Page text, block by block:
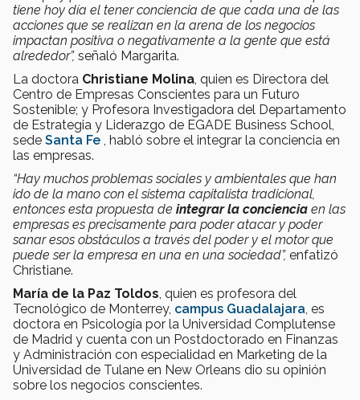
tiene hoy día el tener conciencia de que cada una de las
acciones que se realizan en la arena de los negocios
impactan positiva o negativamente a la gente que está
alrededor”, señaló Margarita.
La doctora Christiane Molina, quien es Directora del
Centro de Empresas Conscientes para un Futuro
Sostenible; y Profesora Investigadora del Departamento
de Estrategia y Liderazgo de EGADE Business School,
sede Santa Fe , habló sobre el integrar la conciencia en
las empresas.
“Hay muchos problemas sociales y ambientales que han
ido de la mano con el sistema capitalista tradicional,
entonces esta propuesta de integrar la conciencia en las
empresas es precisamente para poder atacar y poder
sanar esos obstáculos a través del poder y el motor que
puede ser la empresa en una en una sociedad”, enfatizó
Christiane.
María de la Paz Toldos, quien es profesora del
Tecnológico de Monterrey, campus Guadalajara, es
doctora en Psicología por la Universidad Complutense
de Madrid y cuenta con un Postdoctorado en Finanzas
y Administración con especialidad en Marketing de la
Universidad de Tulane en New Orleans dio su opinión
sobre los negocios conscientes.